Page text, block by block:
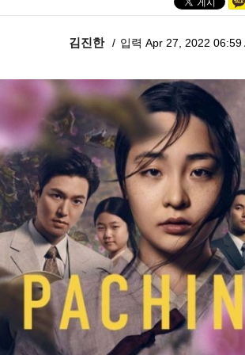
김진한 입력 Apr 27, 2022 06:59